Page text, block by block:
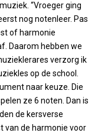
“Vroeger ging
nog notenleer. Pas
of harmonie
Daarom hebben we
verzorg ik
op de school.
naar keuze. Die
ze 6 noten. Dan is
de kersverse
van de harmonie voor